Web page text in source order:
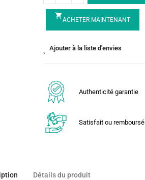
shopping_cart
ACHETER MAINTENANT
Ajouter à la liste d'envies
Authenticité garantie
Satisfait ou remboursé
Détails du produit